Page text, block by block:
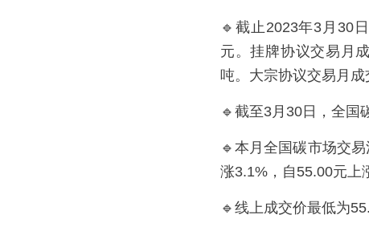
🔹截止2023年3月30
元。挂牌协议交易月
吨。大宗协议交易月成
🔹截至3月30日，全国
🔹本月全国碳市场交
涨3.1%，自55.00元上
🔹线上成交价最低为